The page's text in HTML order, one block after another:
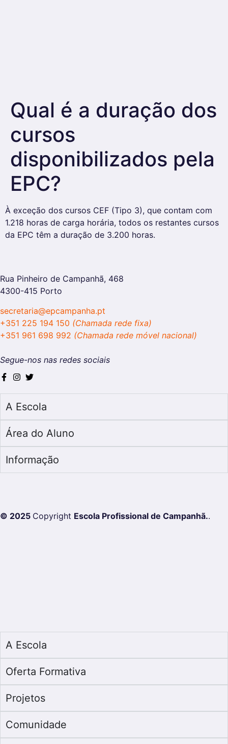
Qual é a duração dos
cursos
disponibilizados pela
EPC?
À exceção dos cursos CEF (Tipo 3), que contam com
1.218 horas de carga horária, todos os restantes cursos
da EPC têm a duração de 3.200 horas.
Rua Pinheiro de Campanhã, 468
4300-415 Porto
secretaria@epcampanha.pt
+351 225 194 150 (Chamada rede fixa)
+351 961 698 992 (Chamada rede móvel nacional)
Segue-nos nas redes sociais
A Escola
Área do Aluno
Informação
© 2025 Copyright Escola Profissional de Campanhã..
A Escola
Oferta Formativa
Projetos
Comunidade